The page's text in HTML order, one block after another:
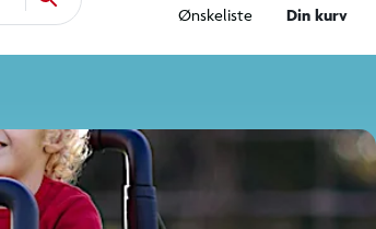
Ønskeliste Din kurv